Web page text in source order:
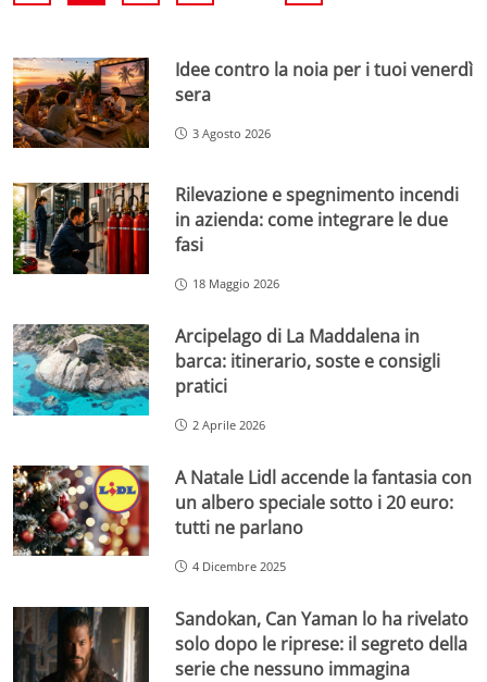
Idee contro la noia per i tuoi venerdì
sera
3 Agosto 2026
Rilevazione e spegnimento incendi
in azienda: come integrare le due
fasi
18 Maggio 2026
Arcipelago di La Maddalena in
barca: itinerario, soste e consigli
pratici
2 Aprile 2026
A Natale Lidl accende la fantasia con
un albero speciale sotto i 20 euro:
tutti ne parlano
4 Dicembre 2025
Sandokan, Can Yaman lo ha rivelato
solo dopo le riprese: il segreto della
serie che nessuno immagina